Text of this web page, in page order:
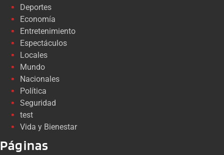
Deportes
Economía
Entretenimiento
Espectáculos
Locales
Mundo
Nacionales
Política
Seguridad
test
Vida y Bienestar
Páginas